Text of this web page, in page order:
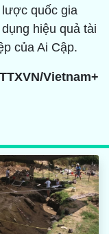
quốc gia
hiệu quả tài
của Ai Cập.
TTXVN/Vietnam+